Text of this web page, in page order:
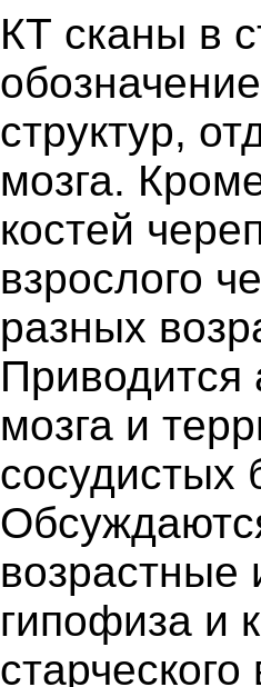
КТ сканы в
структур,
мозга.
костей
взрослого
разных
Приводится
мозга и
сосудистых
возрастные
гипофиза и